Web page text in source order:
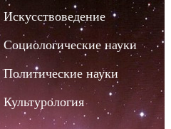
Искусствоведение
Социологические науки
Политические науки
Культурология